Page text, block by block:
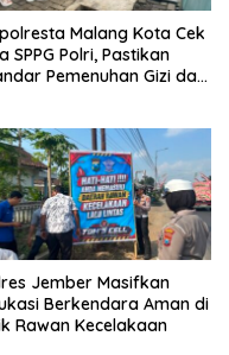
Malang Kota Cek
SPPG Polri, Pastikan
Pemenuhan Gizi dan
Jember Masifkan
Berkendara Aman di
Rawan Kecelakaan